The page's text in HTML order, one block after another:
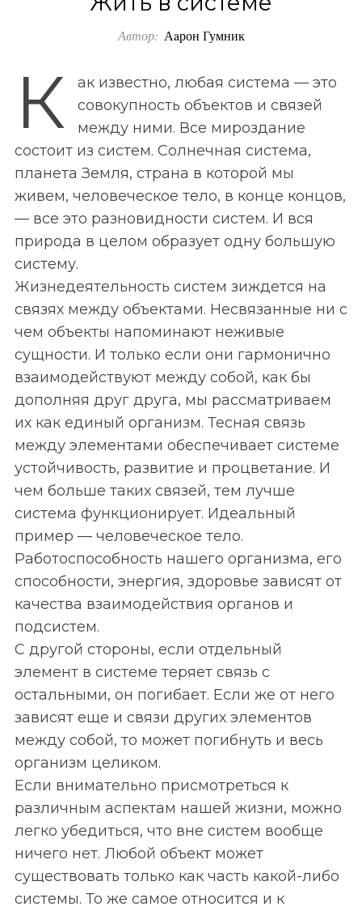
Автор: Аaрон Гумник
К
ак известно, любая система — это
совокупность объектов и связей
между ними. Все мироздание
состоит из систем. Солнечная система,
планета Земля, страна в которой мы
живем, человеческое тело, в конце концов,
— все это разновидности систем. И вся
природа в целом образует одну большую
систему.
Жизнедеятельность систем зиждется на
связях между объектами. Несвязанные ни с
чем объекты напоминают неживые
сущности. И только если они гармонично
взаимодействуют между собой, как бы
дополняя друг друга, мы рассматриваем
их как единый организм. Тесная связь
между элементами обеспечивает системе
устойчивость, развитие и процветание. И
чем больше таких связей, тем лучше
система функционирует. Идеальный
пример — человеческое тело.
Работоспособность нашего организма, его
способности, энергия, здоровье зависят от
качества взаимодействия органов и
подсистем.
С другой стороны, если отдельный
элемент в системе теряет связь с
остальными, он погибает. Если же от него
зависят еще и связи других элементов
между собой, то может погибнуть и весь
организм целиком.
Если внимательно присмотреться к
различным аспектам нашей жизни, можно
легко убедиться, что вне систем вообще
ничего нет. Любой объект может
существовать только как часть какой-либо
системы. То же самое относится и к